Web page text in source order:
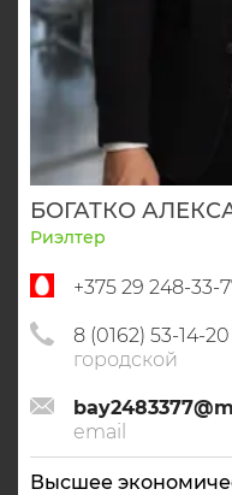
БОГАТКО
Риэлтер
+375 29 248-33-
8 (0162) 53-14-20
городской
email
Высшее